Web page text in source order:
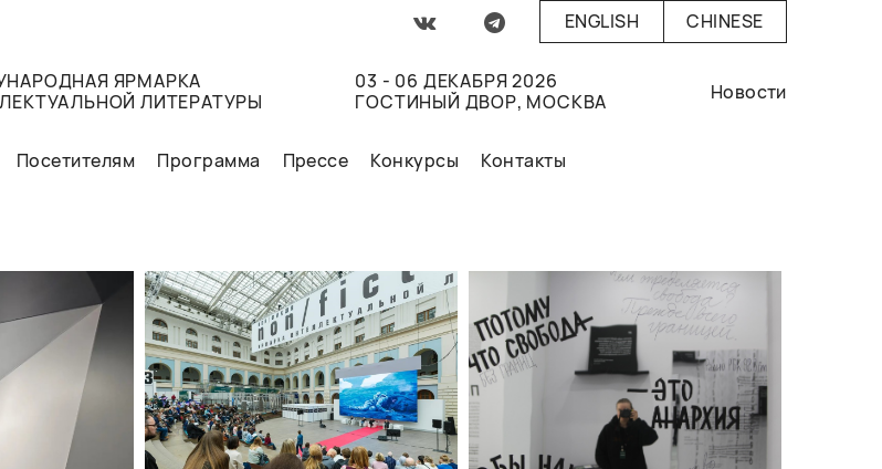
ENGLISH CHINESE
ЯРМАРКА
ЛИТЕРАТУРЫ
03 - 06 ДЕКАБРЯ 2026
ГОСТИНЫЙ ДВОР, МОСКВА
Новости
Посетителям Программа Прессе Конкурсы Контакты